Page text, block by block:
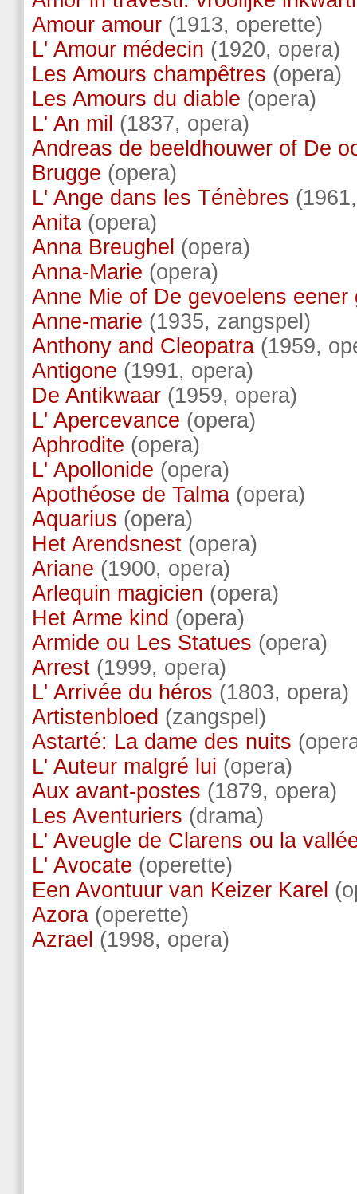
Amour amour (1913, operette)
L' Amour médecin (1920, opera)
Les Amours champêtres (opera)
Les Amours du diable (opera)
L' An mil (1837, opera)
Andreas de beeldhouwer of De
Brugge (opera)
L' Ange dans les Ténèbres
Anita (opera)
Anna Breughel (opera)
Anna-Marie (opera)
Anne Mie of De gevoelens eener
Anne-marie (1935, zangspel)
Anthony and Cleopatra (1959,
Antigone (1991, opera)
De Antikwaar (1959, opera)
L' Apercevance (opera)
Aphrodite (opera)
L' Apollonide (opera)
Apothéose de Talma (opera)
Aquarius (opera)
Het Arendsnest (opera)
Ariane (1900, opera)
Arlequin magicien (opera)
Het Arme kind (opera)
Armide ou Les Statues (opera)
Arrest (1999, opera)
L' Arrivée du héros (1803, opera)
Artistenbloed (zangspel)
Astarté: La dame des nuits
L' Auteur malgré lui (opera)
Aux avant-postes (1879, opera)
Les Aventuriers (drama)
L' Aveugle de Clarens ou la
L' Avocate (operette)
Een Avontuur van Keizer Karel
Azora (operette)
Azrael (1998, opera)